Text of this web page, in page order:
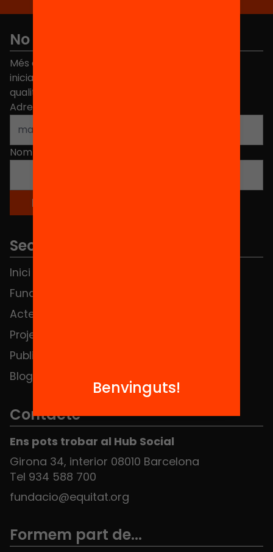
No et perdis res
Més de 40.000 persones ja han triat Equitat. Rep
iniciatives, propostes i projectes per millorar la
qualitat de l'educació a Catalunya.
Adreça electrònica
Nom
Seccions
Inici
Fundació
Actes
Projectes
Publicacions i vídeos
Blog
Contacte
Ens pots trobar al Hub Social
Girona 34, interior 08010 Barcelona
Tel 934 588 700
fundacio@equitat.org
Formem part de...
Benvinguts!